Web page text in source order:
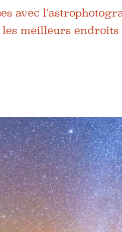
avec
meilleurs endroits